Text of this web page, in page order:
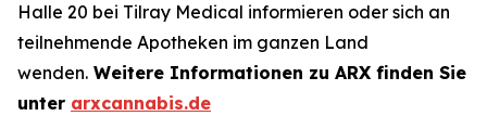
Halle 20 bei Tilray Medical informieren oder sich an
teilnehmende Apotheken im ganzen Land
wenden. Weitere Informationen zu ARX finden Sie
unter arxcannabis.de